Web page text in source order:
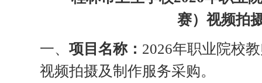
赛）视频拍
一、 项目名称： 2026年职业院校
视频拍摄及制作服务采购。